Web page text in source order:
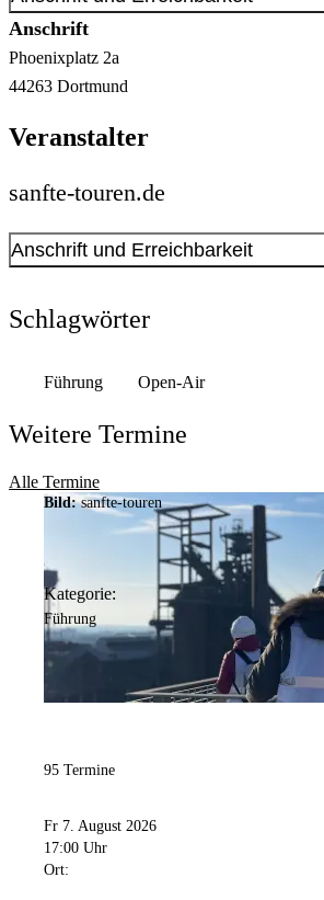
Anschrift
Phoenixplatz 2a
44263 Dortmund
Veranstalter
sanfte-touren.de
Anschrift und Erreichbarkeit
Anschrift
Schlagwörter
Führung Open-Air
Weitere Termine
Alle Termine
Bild: sanfte-touren
Kategorie:
Führung
95 Termine
Fr 7. August 2026
17:00 Uhr
Ort: